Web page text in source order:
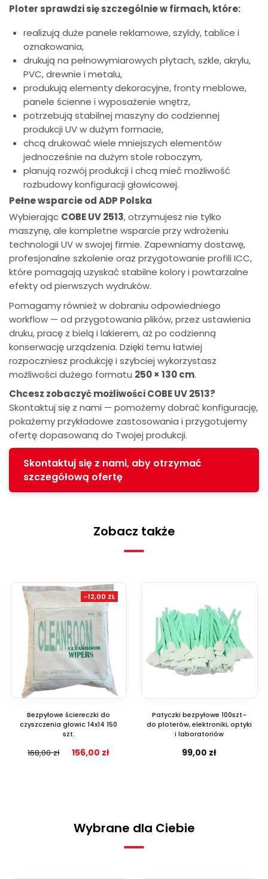
Ploter sprawdzi się szczególnie w firmach, które:
realizują duże panele reklamowe, szyldy, tablice i
oznakowania,
drukują na pełnowymiarowych płytach, szkle, akrylu,
PVC, drewnie i metalu,
produkują elementy dekoracyjne, fronty meblowe,
panele ścienne i wyposażenie wnętrz,
potrzebują stabilnej maszyny do codziennej
produkcji UV w dużym formacie,
chcą drukować wiele mniejszych elementów
jednocześnie na dużym stole roboczym,
planują rozwój produkcji i chcą mieć możliwość
rozbudowy konfiguracji głowicowej.
Pełne wsparcie od ADP Polska
Wybierając COBE UV 2513, otrzymujesz nie tylko
maszynę, ale kompletne wsparcie przy wdrożeniu
technologii UV w swojej firmie. Zapewniamy dostawę,
profesjonalne szkolenie oraz przygotowanie profili ICC,
które pomagają uzyskać stabilne kolory i powtarzalne
efekty od pierwszych wydruków.
Pomagamy również w dobraniu odpowiedniego
workflow — od przygotowania plików, przez ustawienia
druku, pracę z bielą i lakierem, aż po codzienną
konserwację urządzenia. Dzięki temu łatwiej
rozpoczniesz produkcję i szybciej wykorzystasz
możliwości dużego formatu 250 × 130 cm.
Chcesz zobaczyć możliwości COBE UV 2513?
Skontaktuj się z nami — pomożemy dobrać konfigurację,
pokażemy przykładowe zastosowania i przygotujemy
ofertę dopasowaną do Twojej produkcji.
Skontaktuj się z nami, aby otrzymać
szczegółową ofertę
Zobacz także
-12,00 ZŁ
Bezpyłowe ściereczki do
czyszczenia głowic 14x14 150
szt.
168,00 zł 156,00 zł
Patyczki bezpyłowe 100szt–
do ploterów, elektroniki, optyki
i laboratoriów
99,00 zł
Wybrane dla Ciebie